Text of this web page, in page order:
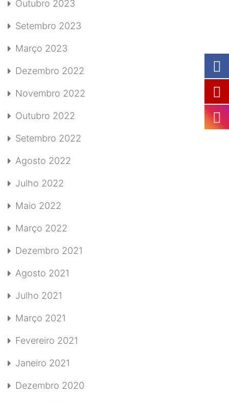
Outubro 2023
Setembro 2023
Março 2023
Dezembro 2022
Novembro 2022
Outubro 2022
Setembro 2022
Agosto 2022
Julho 2022
Maio 2022
Março 2022
Dezembro 2021
Agosto 2021
Julho 2021
Março 2021
Fevereiro 2021
Janeiro 2021
Dezembro 2020